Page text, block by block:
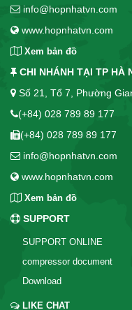
info@hopnhatvn.com
www.hopnhatvn.com
Xem bản đồ
CHI NHÁNH TẠI TP HÀ
Số 21, Tổ 7, Phường
(+84) 028 789 89 177
(+84) 028 789 89 177
info@hopnhatvn.com
www.hopnhatvn.com
Xem bản đồ
SUPPORT
SUPPORT ONLINE
compressor document
Download
LIKE CHAT